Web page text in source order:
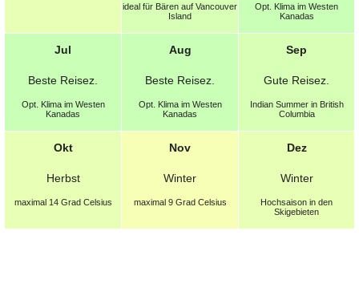
ideal für Bären auf Vancouver
Island
Opt. Klima im Westen
Kanadas
Jul
Beste Reisez.
Opt. Klima im Westen
Kanadas
Aug
Beste Reisez.
Opt. Klima im Westen
Kanadas
Sep
Gute Reisez.
Indian Summer in British
Columbia
Okt
Herbst
maximal 14 Grad Celsius
Nov
Winter
maximal 9 Grad Celsius
Dez
Winter
Hochsaison in den
Skigebieten